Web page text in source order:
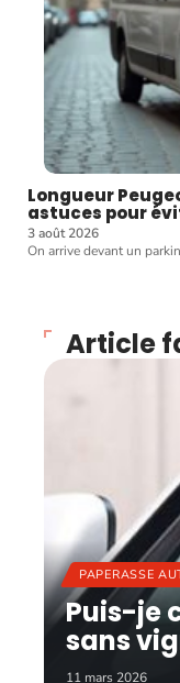
Longueur
astuces pour
3 août 2026
On arrive devant un
Article
PAPERASSE
Puis-je
sans
11 mars 2026